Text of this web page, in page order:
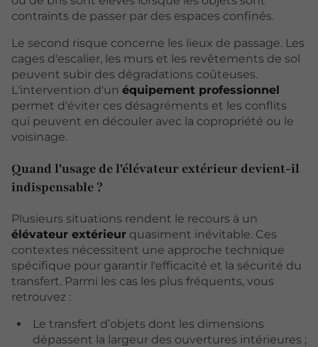
contraints de passer par des espaces confinés.
Le second risque concerne les lieux de passage. Les
cages d'escalier, les murs et les revêtements de sol
peuvent subir des dégradations coûteuses.
L'intervention d'un équipement professionnel
permet d'éviter ces désagréments et les conflits
qui peuvent en découler avec la copropriété ou le
voisinage.
Quand l'usage de l'élévateur extérieur devient-il
indispensable ?
Plusieurs situations rendent le recours à un
élévateur extérieur quasiment inévitable. Ces
contextes nécessitent une approche technique
spécifique pour garantir l'efficacité et la sécurité du
transfert. Parmi les cas les plus fréquents, vous
retrouvez :
Le transfert d’objets dont les dimensions
dépassent la largeur des ouvertures intérieures ;